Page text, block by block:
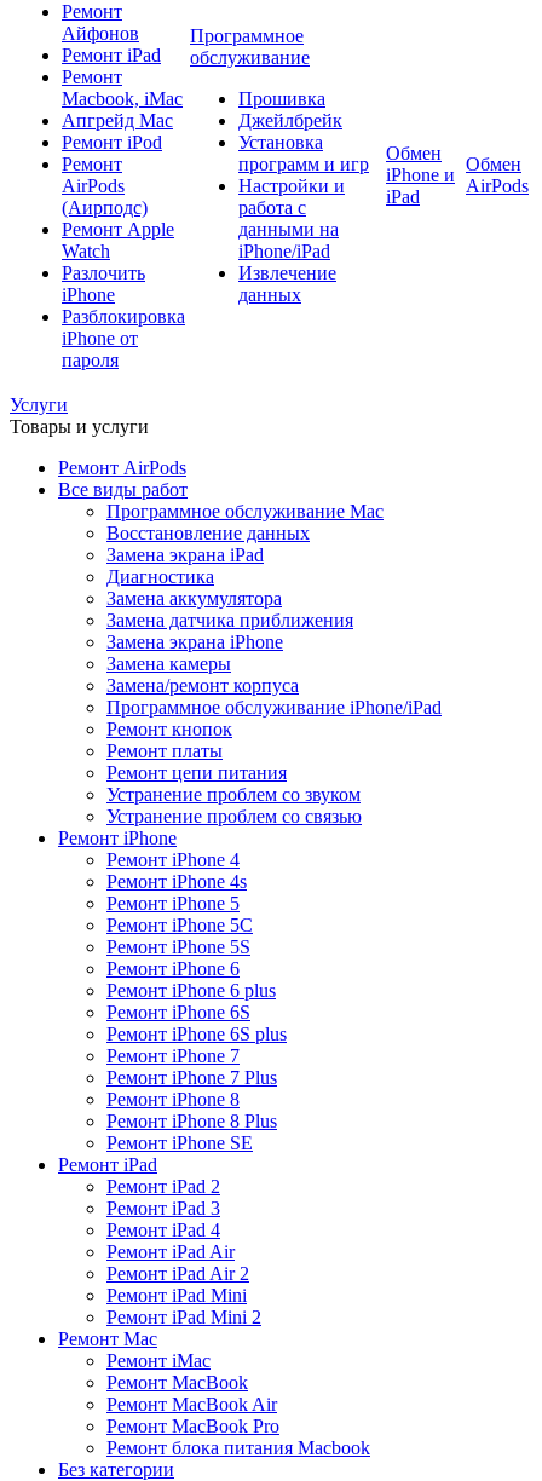
Ремонт
Айфонов
Ремонт iPad
Ремонт
Macbook, iMac
Апгрейд Mac
Ремонт iPod
Ремонт
AirPods
(Аирподс)
Ремонт Apple
Watch
Разлочить
iPhone
Разблокировка
iPhone от
пароля
Программное
обслуживание
Прошивка
Джейлбрейк
Установка
программ и игр
Настройки и
работа с
данными на
iPhone/iPad
Извлечение
данных
Обмен
iPhone и
iPad
Обмен
AirPods
Услуги
Товары и услуги
Ремонт AirPods
Все виды работ
Программное обслуживание Mac
Восстановление данных
Замена экрана iPad
Диагностика
Замена аккумулятора
Замена датчика приближения
Замена экрана iPhone
Замена камеры
Замена/ремонт корпуса
Программное обслуживание iPhone/iPad
Ремонт кнопок
Ремонт платы
Ремонт цепи питания
Устранение проблем со звуком
Устранение проблем со связью
Ремонт iPhone
Ремонт iPhone 4
Ремонт iPhone 4s
Ремонт iPhone 5
Ремонт iPhone 5C
Ремонт iPhone 5S
Ремонт iPhone 6
Ремонт iPhone 6 plus
Ремонт iPhone 6S
Ремонт iPhone 6S plus
Ремонт iPhone 7
Ремонт iPhone 7 Plus
Ремонт iPhone 8
Ремонт iPhone 8 Plus
Ремонт iPhone SE
Ремонт iPad
Ремонт iPad 2
Ремонт iPad 3
Ремонт iPad 4
Ремонт iPad Air
Ремонт iPad Air 2
Ремонт iPad Mini
Ремонт iPad Mini 2
Ремонт Mac
Ремонт iMac
Ремонт MacBook
Ремонт MacBook Air
Ремонт MacBook Pro
Ремонт блока питания Macbook
Без категории